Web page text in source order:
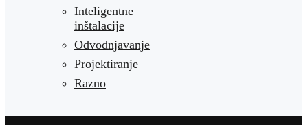
Inteligentne
inštalacije
Odvodnjavanje
Projektiranje
Razno